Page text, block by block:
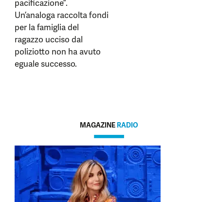
pacificazione”.
Un’analoga raccolta fondi
per la famiglia del
ragazzo ucciso dal
poliziotto non ha avuto
eguale successo.
MAGAZINE RADIO